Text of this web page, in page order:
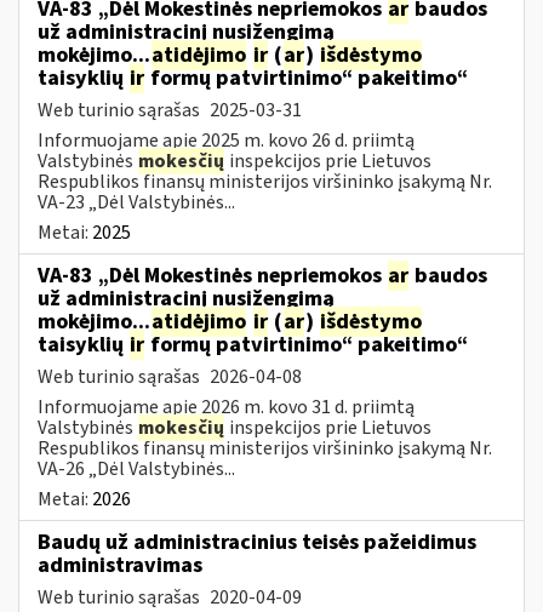
VA-83 „Dėl Mokestinės nepriemokos ar baudos
už administracinį nusižengimą
mokėjimo...atidėjimo ir (ar) išdėstymo
taisyklių ir formų patvirtinimo“ pakeitimo“
Web turinio sąrašas 2025-03-31
Informuojame apie 2025 m. kovo 26 d. priimtą
Valstybinės mokesčių inspekcijos prie Lietuvos
Respublikos finansų ministerijos viršininko įsakymą Nr.
VA-23 „Dėl Valstybinės...
Metai: 2025
VA-83 „Dėl Mokestinės nepriemokos ar baudos
už administracinį nusižengimą
mokėjimo...atidėjimo ir (ar) išdėstymo
taisyklių ir formų patvirtinimo“ pakeitimo“
Web turinio sąrašas 2026-04-08
Informuojame apie 2026 m. kovo 31 d. priimtą
Valstybinės mokesčių inspekcijos prie Lietuvos
Respublikos finansų ministerijos viršininko įsakymą Nr.
VA-26 „Dėl Valstybinės...
Metai: 2026
Baudų už administracinius teisės pažeidimus
administravimas
Web turinio sąrašas 2020-04-09